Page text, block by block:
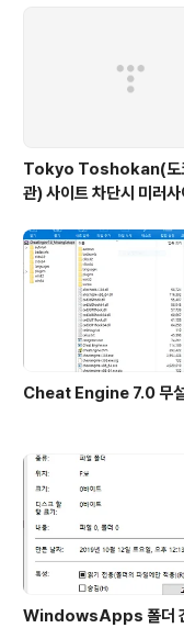
S주소를 코모도 보안DNS로
으로 체크하셔도 되지만 저
경하면 안되는 곳에서는 체
번째 체크박스는 코모도 방화
Tokyo Toshokan(도
관) 사이트 차단시 미러사
Cheat Engine 7.0 무
WindowsApps 폴더